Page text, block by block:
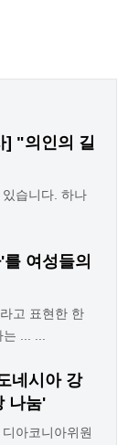
] "의인의 길
습니다. 하나
여성들의
고 표현한 한
... ...
네시아 강
나눔'
아코니아위원